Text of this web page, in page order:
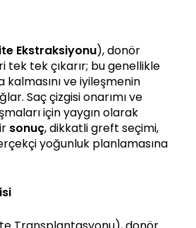
Ekstraksiyonu), donör
tek çıkarır; bu genellikle
ve iyileşmenin
Saç çizgisi onarımı ve
için yaygın olarak
sonuç, dikkatli greft seçimi,
yoğunluk planlamasına